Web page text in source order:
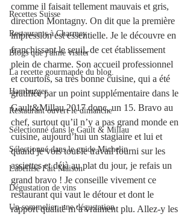
Recettes Suisse
Restaurants à Charmey
Blogs que j'aime visiter
La recette gourmande du blog.
Hamburger
Restaurant ouvert le dimanche
Sélectionné dans le Gault & Millau
Sélectionné dans le guide Michelin
Labellisé Fait Maison
Dégustation de vins
Un sommelier, une dégustation
comme il faisait tellement mauvais et gris,
direction Montagny. On dit que la première
impression est essentielle. Je le découvre en
franchissant le seuil, de cet établissement
plein de charme. Son accueil professionnel
et courtois, sa très bonne cuisine, qui a été
gratifiée par un point supplémentaire dans le
Gault&Millau 2017 donc, un 15. Bravo au
chef, surtout qu’il n’y a pas grand monde en
cuisine, aujourd’hui un stagiaire et lui et
quand je vois tout le travail fourni sur les
assiettes et déjà au plat du jour, je refais un
grand bravo ! Je conseille vivement ce
restaurant qui vaut le détour et dont le
rapport qualité m’a vraiment plu. Allez-y les